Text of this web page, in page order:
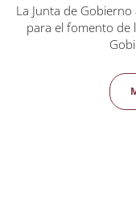
La Junta de
para el fomento de